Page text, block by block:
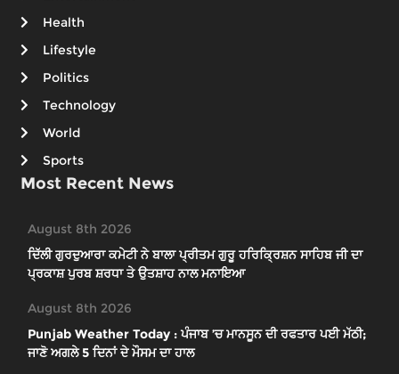
Health
Lifestyle
Politics
Technology
World
Sports
Most Recent News
August 8th 2026
ਦਿੱਲੀ ਗੁਰਦੁਆਰਾ ਕਮੇਟੀ ਨੇ ਬਾਲਾ ਪ੍ਰੀਤਮ ਗੁਰੂ ਹਰਿਕ੍ਰਿਸ਼ਨ ਸਾਹਿਬ ਜੀ ਦਾ
ਪ੍ਰਕਾਸ਼ ਪੁਰਬ ਸ਼ਰਧਾ ਤੇ ਉਤਸ਼ਾਹ ਨਾਲ ਮਨਾਇਆ
August 8th 2026
Punjab Weather Today : ਪੰਜਾਬ ’ਚ ਮਾਨਸੂਨ ਦੀ ਰਫਤਾਰ ਪਈ ਮੱਠੀ;
ਜਾਣੋ ਅਗਲੇ 5 ਦਿਨਾਂ ਦੇ ਮੌਸਮ ਦਾ ਹਾਲ